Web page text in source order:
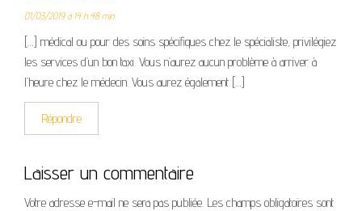
01/03/2019 à 14 h 48 min
[…] médical ou pour des soins spécifiques chez le spécialiste, privilégiez
les services d’un bon taxi. Vous n’aurez aucun problème à arriver à
l’heure chez le médecin. Vous aurez également […]
Répondre
Laisser un commentaire
Votre adresse e-mail ne sera pas publiée. Les champs obligatoires sont